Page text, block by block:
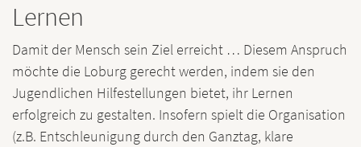
Lernen
Damit der Mensch sein Ziel erreicht … Diesem Anspruch
möchte die Loburg gerecht werden, indem sie den
Jugendlichen Hilfestellungen bietet, ihr Lernen
erfolgreich zu gestalten. Insofern spielt die Organisation
(z.B. Entschleunigung durch den Ganztag, klare